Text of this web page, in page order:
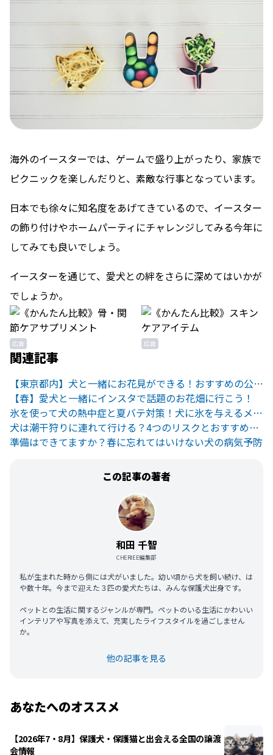
海外のイースターでは、ゲームで盛り上がったり、家族で
ピクニックを楽しんだりと、素敵な行事となっています。
日本でも徐々に知名度をあげてきているので、イースター
の飾り付けやホームパーティにチャレンジしてみる今年に
してみても良いでしょう。
イースターを通じて、愛犬との絆をさらに深めてはいかが
でしょうか。
広告 広告
関連記事
【東京都内】犬と一緒にお花見ができる！おすすめの公園5選
【春】愛犬と一緒にインスタで話題のお花畑に行こう！
氷を使って犬の熱中症と夏バテ対策！犬に氷を与えるメリットと注意点
犬は潮干狩りに連れて行ける？4つのリスクとおすすめスポット
準備はできてますか？春に忘れてはいけない犬の病気予防
この記事の著者
和田 千智
CHERIEE編集部
私が生まれた時から側には犬がいました。幼い頃から犬を飼い続け、は
や数十年。今まで迎えた３匹の愛犬たちは、みんな保護犬出身です。
ペットとの生活に関するジャンルが専門。ペットのいる生活にかわいい
インテリアや写真を添えて、充実したライフスタイルを過ごしません
か。
他の記事を見る
あなたへのオススメ
【2026年7・8月】保護犬・保護猫と出会える全国の譲渡
会情報